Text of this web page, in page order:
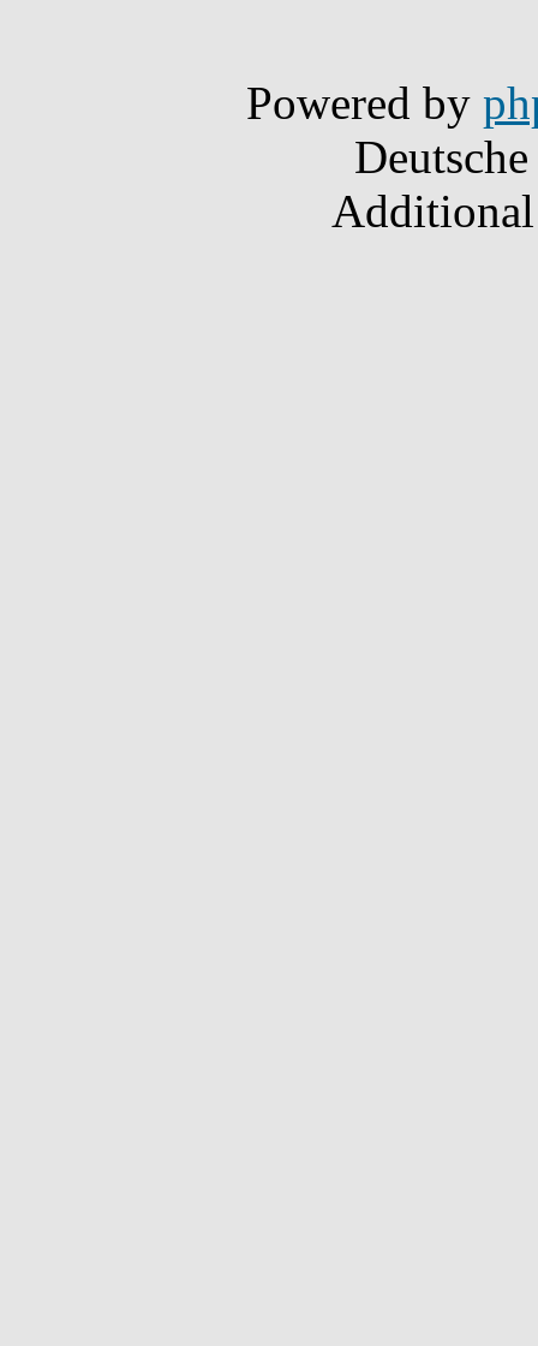
Powered by